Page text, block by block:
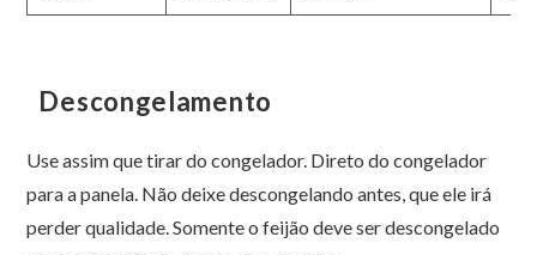
Descongelamento
Use assim que tirar do congelador. Direto do congelador
para a panela. Não deixe descongelando antes, que ele irá
perder qualidade. Somente o feijão deve ser descongelado